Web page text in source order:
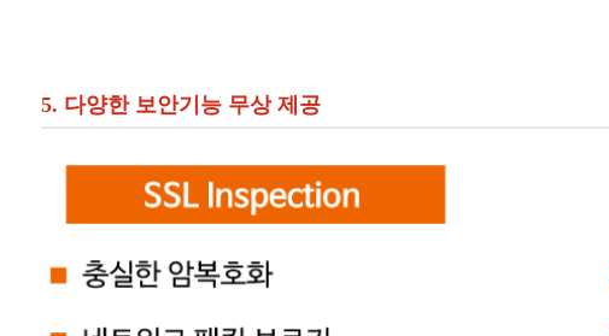
5. 다양한 보안기능 무상 제공